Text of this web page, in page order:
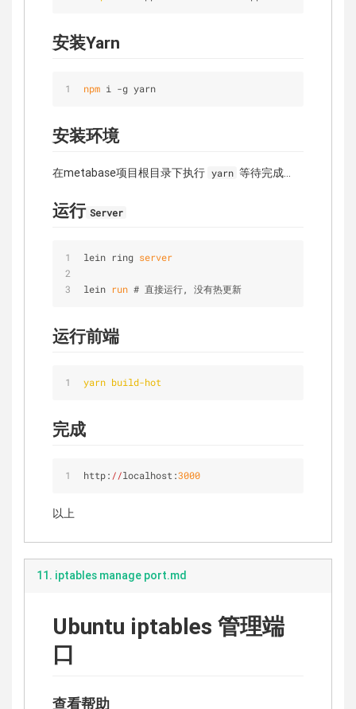
安装Yarn
npm i -g yarn
安装环境
在metabase项目根目录下执行 yarn 等待完成...
运行 Server
lein ring server
lein run # 直接运行, 没有热更新
运行前端
yarn build-hot
完成
http: //localhost:3000
以上
11. iptables manage port.md
Ubuntu iptables 管理端
口
查看帮助